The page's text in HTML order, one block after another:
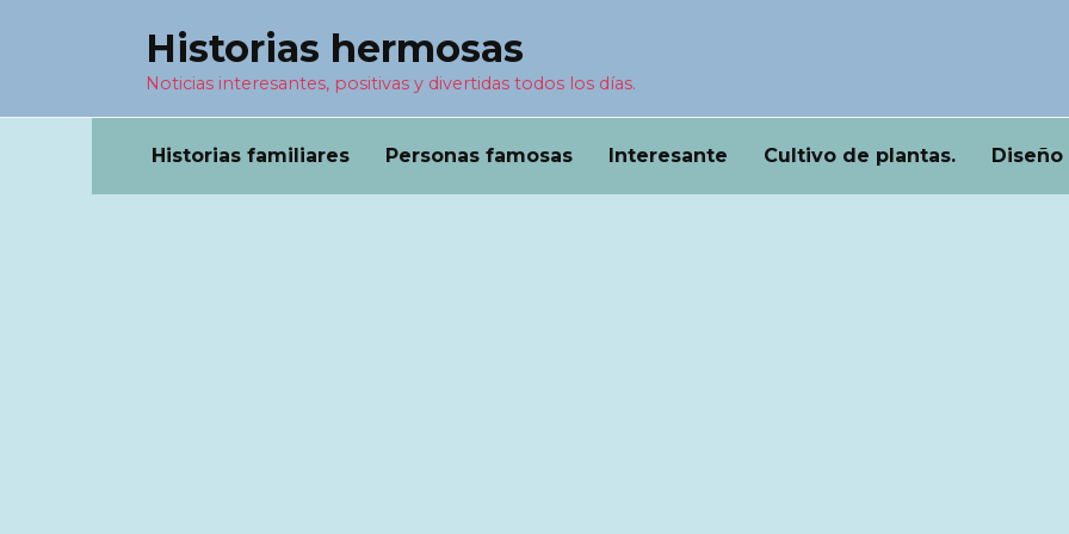
Historias hermosas
Noticias interesantes, positivas y divertidas todos los días.
Historias familiares Personas famosas Interesante Cultivo de plantas. Diseño